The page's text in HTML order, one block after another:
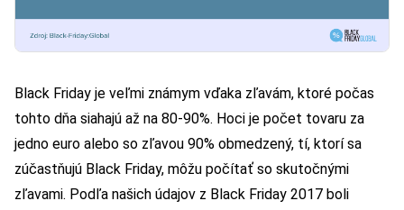
Black Friday je veľmi známym vďaka zľavám, ktoré počas
tohto dňa siahajú až na 80-90%. Hoci je počet tovaru za
jedno euro alebo so zľavou 90% obmedzený, tí, ktorí sa
zúčastňujú Black Friday, môžu počítať so skutočnými
zľavami. Podľa našich údajov z Black Friday 2017 boli